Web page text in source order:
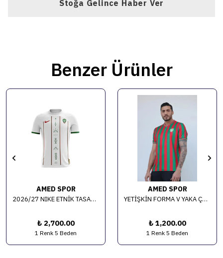
Stoğa Gelince Haber Ver
Benzer Ürünler
AMED SPOR
2026/27 NIKE ETNİK TASARIM ALTERNATİF FORMA
₺ 2,700.00
1 Renk 5 Beden
AMED SPOR
YETİŞKİN FORMA V YAKA ÇUBUKLU
₺ 1,200.00
1 Renk 5 Beden